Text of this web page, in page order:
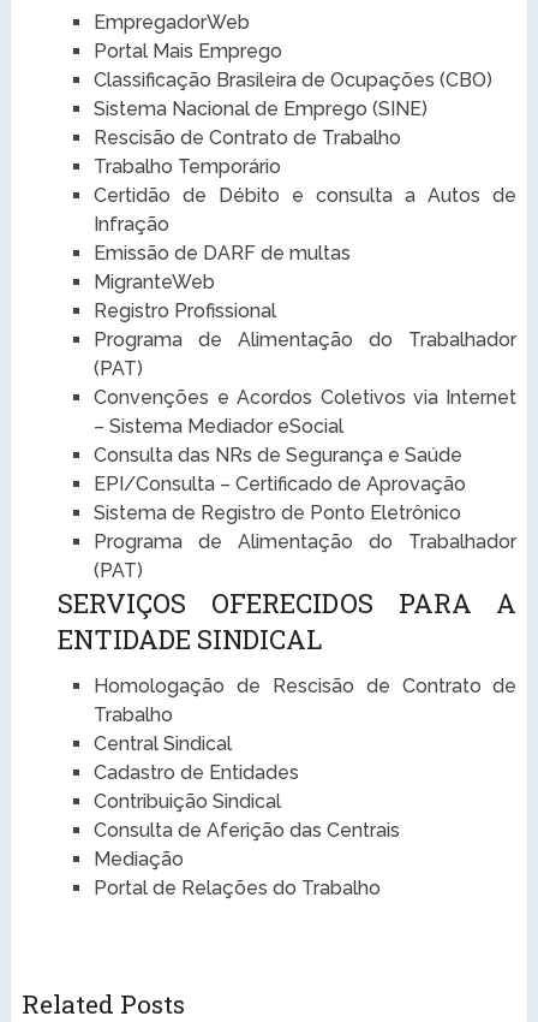
EmpregadorWeb
Portal Mais Emprego
Classificação Brasileira de Ocupações (CBO)
Sistema Nacional de Emprego (SINE)
Rescisão de Contrato de Trabalho
Trabalho Temporário
Certidão de Débito e consulta a Autos de
Infração
Emissão de DARF de multas
MigranteWeb
Registro Profissional
Programa de Alimentação do Trabalhador
(PAT)
Convenções e Acordos Coletivos via Internet
– Sistema Mediador eSocial
Consulta das NRs de Segurança e Saúde
EPI/Consulta – Certificado de Aprovação
Sistema de Registro de Ponto Eletrônico
Programa de Alimentação do Trabalhador
(PAT)
SERVIÇOS OFERECIDOS PARA A
ENTIDADE SINDICAL
Homologação de Rescisão de Contrato de
Trabalho
Central Sindical
Cadastro de Entidades
Contribuição Sindical
Consulta de Aferição das Centrais
Mediação
Portal de Relações do Trabalho
Related Posts